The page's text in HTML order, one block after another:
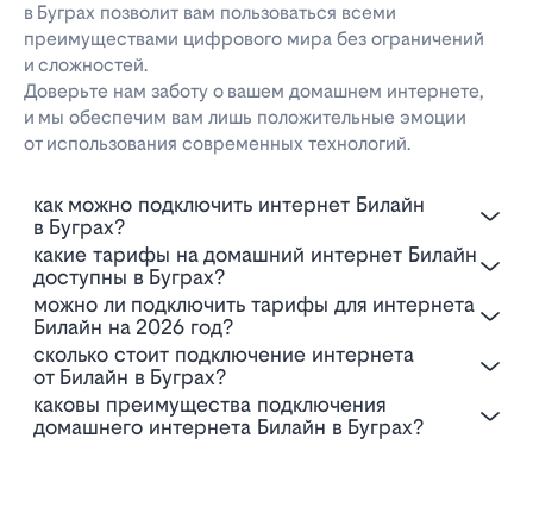
в Буграх позволит вам пользоваться всеми
преимуществами цифрового мира без ограничений
и сложностей.
Доверьте нам заботу о вашем домашнем интернете,
и мы обеспечим вам лишь положительные эмоции
от использования современных технологий.
Как можно подключить интернет Билайн
в Буграх?
Какие тарифы на домашний интернет Билайн
доступны в Буграх?
Можно ли подключить тарифы для интернета
Билайн на 2026 год?
Сколько стоит подключение интернета
от Билайн в Буграх?
Каковы преимущества подключения
домашнего интернета Билайн в Буграх?